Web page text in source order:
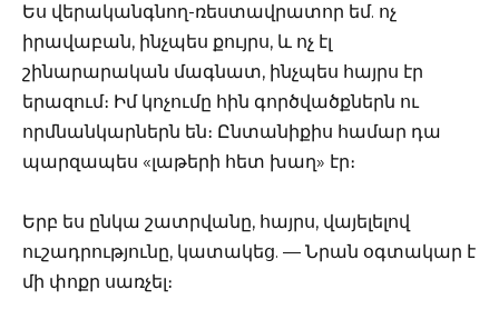
Ես վերականգնող-ռեստավրատոր եմ. ոչ
իրավաբան, ինչպես քույրս, և ոչ էլ
շինարարական մագնատ, ինչպես հայրս էր
երազում։ Իմ կոչումը հին գործվածքներն ու
որմնանկարներն են։ Ընտանիքիս համար դա
պարզապես «լաթերի հետ խաղ» էր։
Երբ ես ընկա շատրվանը, հայրս, վայելելով
ուշադրությունը, կատակեց. — Նրան օգտակար է
մի փոքր սառչել։